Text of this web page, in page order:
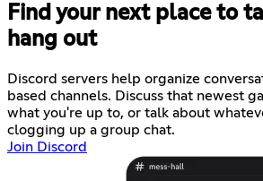
Find your next place to
hang out
Discord servers help organize
based channels. Discuss that newest
what you're up to, or talk about
clogging up a group chat.
Join Discord